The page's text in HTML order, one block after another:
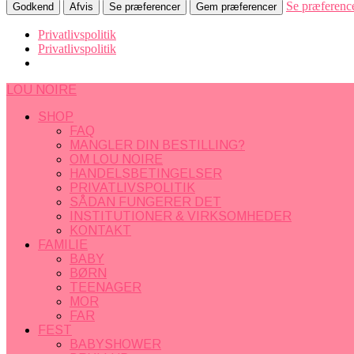
Godkend Afvis Se præferencer Gem præferencer Se
Privatlivspolitik
Privatlivspolitik
LOU NOIRE
SHOP
FAQ
MANGLER DIN BESTILLING?
OM LOU NOIRE
HANDELSBETINGELSER
PRIVATLIVSPOLITIK
SÅDAN FUNGERER DET
INSTITUTIONER & VIRKSOMHEDER
KONTAKT
FAMILIE
BABY
BØRN
TEENAGER
MOR
FAR
FEST
BABYSHOWER